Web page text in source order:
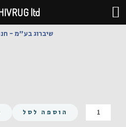
דילוג
לתוכן
שיברוג בע"מ -
כמות
של
הוספה לסל
ltd